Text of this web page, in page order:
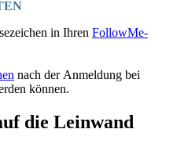
in Ihren FollowMe-
nach der Anmeldung bei
können.
die Leinwand